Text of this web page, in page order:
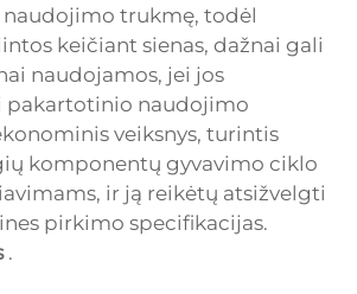
trukmę, todėl
keičiant sienas, dažnai gali
naudojamos, jei jos
pakartotinio naudojimo
veiksnys, turintis
komponentų gyvavimo ciklo
ir ją reikėtų atsižvelgti
pirkimo specifikacijas.
.